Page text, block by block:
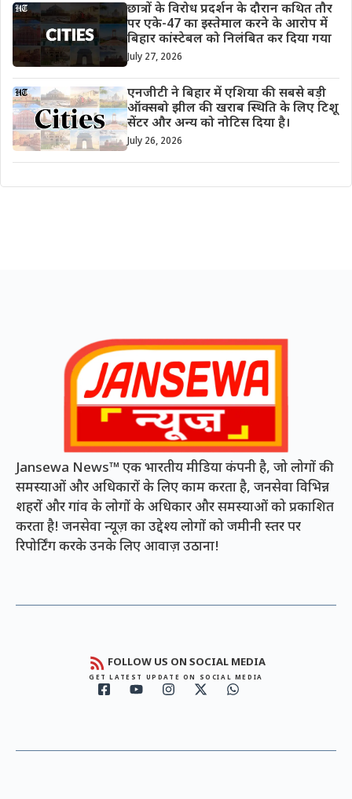
छात्रों के विरोध प्रदर्शन के दौरान कथित तौर
पर एके-47 का इस्तेमाल करने के आरोप में
बिहार कांस्टेबल को निलंबित कर दिया गया
July 27, 2026
एनजीटी ने बिहार में एशिया की सबसे बड़ी
ऑक्सबो झील की खराब स्थिति के लिए टिशू
सेंटर और अन्य को नोटिस दिया है।
July 26, 2026
Jansewa News™ एक भारतीय मीडिया कंपनी है, जो लोगों की
समस्याओं और अधिकारों के लिए काम करता है, जनसेवा विभिन्न
शहरों और गांव के लोगों के अधिकार और समस्याओं को प्रकाशित
करता है! जनसेवा न्यूज़ का उद्देश्य लोगों को जमीनी स्तर पर
रिपोर्टिंग करके उनके लिए आवाज़ उठाना!
FOLLOW US ON SOCIAL MEDIA
GET LATEST UPDATE ON SOCIAL MEDIA